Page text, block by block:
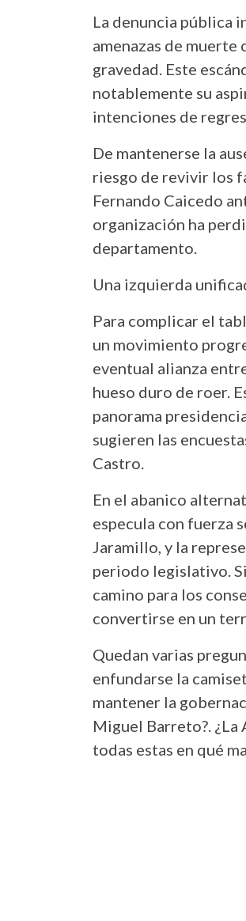
La denuncia pública
amenazas de
gravedad. Este
notablemente su
intenciones de
De mantenerse la
riesgo de revivir los
Fernando Caicedo
organización ha
departamento.
Una izquierda
Para complicar el
un movimiento
eventual alianza
hueso duro de roer.
panorama
sugieren las
Castro.
En el abanico
especula con fuerza
Jaramillo, y la
periodo legislativo.
camino para los
convertirse en un
Quedan varias
enfundarse la
mantener la
Miguel Barreto?. ¿La
todas estas en qué